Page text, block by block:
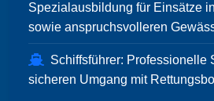
Spezialausbildung für Einsätze
sowie anspruchsvolleren
Schiffsführer: Professionelle
sicheren Umgang mit